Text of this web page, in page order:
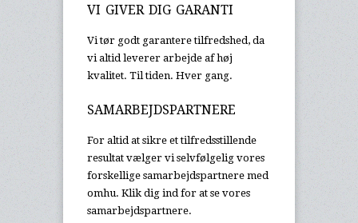
VI GIVER DIG GARANTI
Vi tør godt garantere tilfredshed, da
vi altid leverer arbejde af høj
kvalitet. Til tiden. Hver gang.
SAMARBEJDSPARTNERE
For altid at sikre et tilfredsstillende
resultat vælger vi selvfølgelig vores
forskellige samarbejdspartnere med
omhu. Klik dig ind for at se vores
samarbejdspartnere.